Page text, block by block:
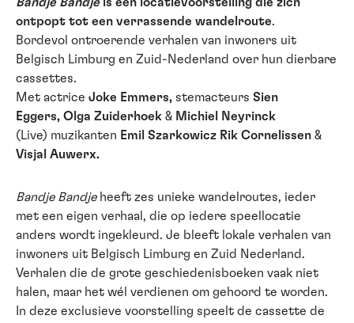
ontpopt tot een verrassende wandelroute.
Bordevol ontroerende verhalen van inwoners uit
Belgisch Limburg en Zuid-Nederland over hun dierbare
cassettes.
Met actrice Joke Emmers, stemacteurs Sien
Eggers, Olga Zuiderhoek & Michiel Neyrinck
(Live) muzikanten Emil Szarkowicz Rik Cornelissen &
Visjal Auwerx.
Bandje Bandjeheeft zes unieke wandelroutes, ieder
met een eigen verhaal, die op iedere speellocatie
anders wordt ingekleurd. Je bleeft lokale verhalen van
inwoners uit Belgisch Limburg en Zuid Nederland.
Verhalen die de grote geschiedenisboeken vaak niet
halen, maar het wél verdienen om gehoord te worden.
In deze exclusieve voorstelling speelt de cassette de